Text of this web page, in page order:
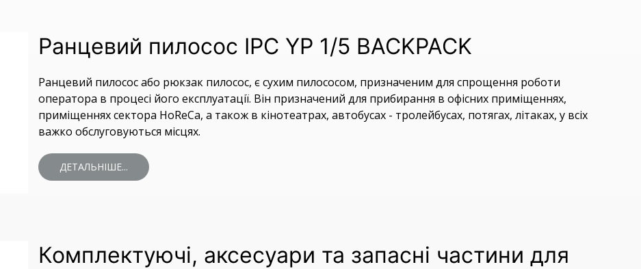
Ранцевий пилосос IPC YP 1/5 BACKPACK
Ранцевий пилосос або рюкзак пилосос, є сухим пилососом, призначеним для спрощення роботи
оператора в процесі його експлуатації. Він призначений для прибирання в офісних приміщеннях,
приміщеннях сектора HoReCa, а також в кінотеатрах, автобусах - тролейбусах, потягах, літаках, у всіх
важко обслуговуються місцях.
ДЕТАЛЬНІШЕ...
Комплектуючі, аксесуари та запасні частини для